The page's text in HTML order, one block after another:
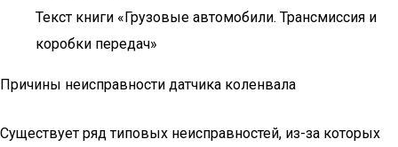
Текст книги «Грузовые автомобили. Трансмиссия и
коробки передач»
Причины неисправности датчика коленвала
Существует ряд типовых неисправностей, из-за которых